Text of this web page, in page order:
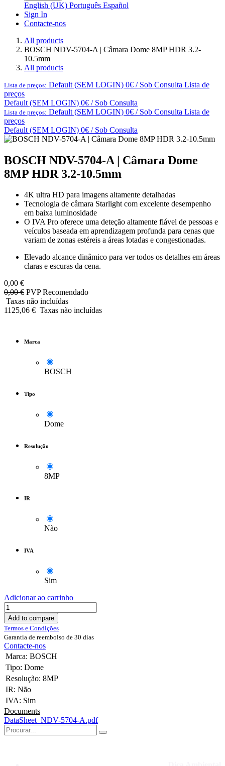
English (UK) Português Español
Sign In
Contacte-nos
All products
BOSCH NDV-5704-A | Câmara Dome 8MP HDR 3.2-
10.5mm
All products
Lista de preços: Default (SEM LOGIN) 0€ / Sob Consulta Lista de
preços
Default (SEM LOGIN) 0€ / Sob Consulta
Lista de preços: Default (SEM LOGIN) 0€ / Sob Consulta Lista de
preços
Default (SEM LOGIN) 0€ / Sob Consulta
BOSCH NDV-5704-A | Câmara Dome
8MP HDR 3.2-10.5mm
4K ultra HD para imagens altamente detalhadas
Tecnologia de câmara Starlight com excelente desempenho
em baixa luminosidade
O IVA Pro oferece uma deteção altamente fiável de pessoas e
veículos baseada em aprendizagem profunda para cenas que
variam de zonas estéreis a áreas lotadas e congestionadas.
Elevado alcance dinâmico para ver todos os detalhes em áreas
claras e escuras da cena.
0,00 €
0,00€ PVP Recomendado
Taxas não incluídas
1125,06 € Taxas não incluídas
Marca
BOSCH
Tipo
Dome
Resolução
8MP
IR
Não
IVA
Sim
Adicionar ao carrinho
Add to compare
Termos e Condições
Garantia de reembolso de 30 dias
Contacte-nos
Marca: BOSCH
Tipo: Dome
Resolução: 8MP
IR: Não
IVA: Sim
Documents
DataSheet_NDV-5704-A.pdf